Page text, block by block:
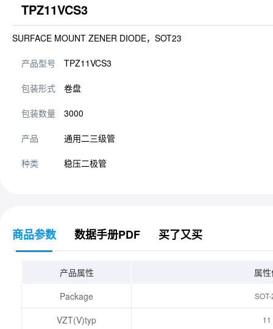
TPZ11VCS3
SURFACE MOUNT ZENER DIODE，SOT23
产品型号 TPZ11VCS3
包装形式 卷盘
包装数量 3000
产品 通用二三级管
种类 稳压二极管
商品参数 数据手册PDF 买了又买
产品属性
属
Package
VZT(V)typ 11